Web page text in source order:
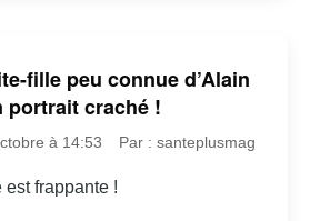
fille peu connue d’Alain
portrait craché !
à 14:53 Par : santeplusmag
est frappante !